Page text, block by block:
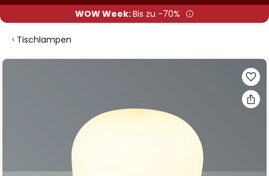
WOW Week:Bis zu -70%
Tischlampen
Zum